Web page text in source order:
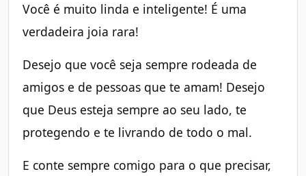
Você é muito linda e inteligente! É uma
verdadeira joia rara!
Desejo que você seja sempre rodeada de
amigos e de pessoas que te amam! Desejo
que Deus esteja sempre ao seu lado, te
protegendo e te livrando de todo o mal.
E conte sempre comigo para o que precisar,